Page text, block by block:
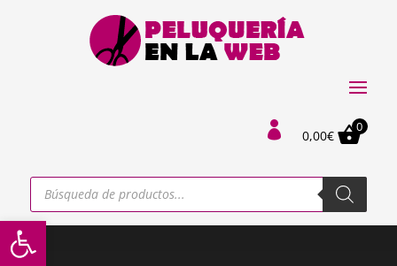
Abrir barra de herramientas
 0,00€
0
Búsqueda
productos